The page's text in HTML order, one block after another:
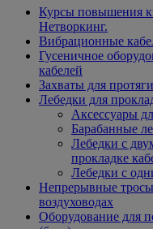
Курсы повышения
Нетворкинг.
Вибрационные
Гусеничное
кабелей
Захваты для
Лебедки для
Аксессуары
Барабанные
Лебедки с
прокладке
Лебедки с
Непрерывные тросы
воздуховодах
Оборудование для